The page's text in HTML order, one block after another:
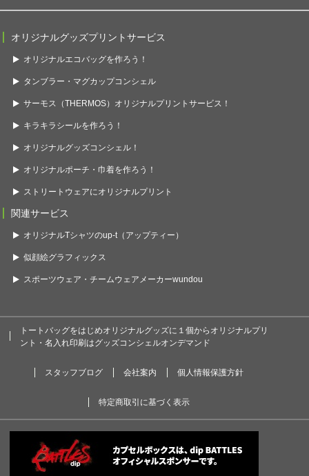
オリジナルグッズプリントサービス
オリジナルエコバッグを作ろう！
タンブラー・マグカップコンシェル
サーモス（THERMOS）オリジナルプリントサービス！
キラキラシールを作ろう！
オリジナルグッズコンシェル！
オリジナルポーチ・巾着を作ろう！
ストリートウェアにオリジナルプリント
関連サービス
オリジナルTシャツのup-t（アップティー）
似顔絵グラフィックス
スポーツウェア・チームウェアメーカーwundou
トートバッグをはじめオリジナルグッズに１個からオリジナルプリ
ント・名入れ印刷はグッズコンシェルオンデマンド
スタッフブログ 会社案内 個人情報保護方針
特定商取引に基づく表示